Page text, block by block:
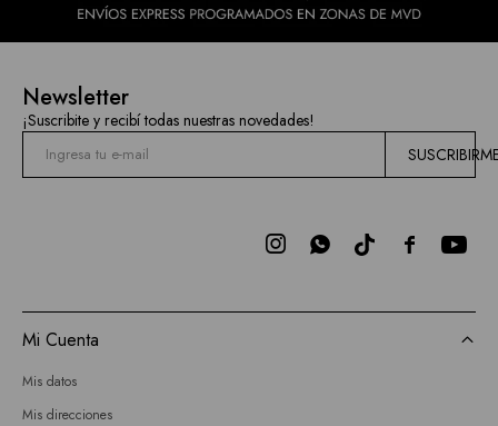
Newsletter
¡Suscribite y recibí todas nuestras novedades!

 
Mi Cuenta
Mis datos
Mis direcciones